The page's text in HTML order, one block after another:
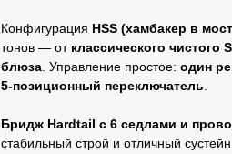
Конфигурация HSS (хамбакер в
тонов — от классического чистого
блюза. Управление простое: один
5‑позиционный переключатель.
Бридж Hardtail с 6 седлами и
стабильный строй и отличный